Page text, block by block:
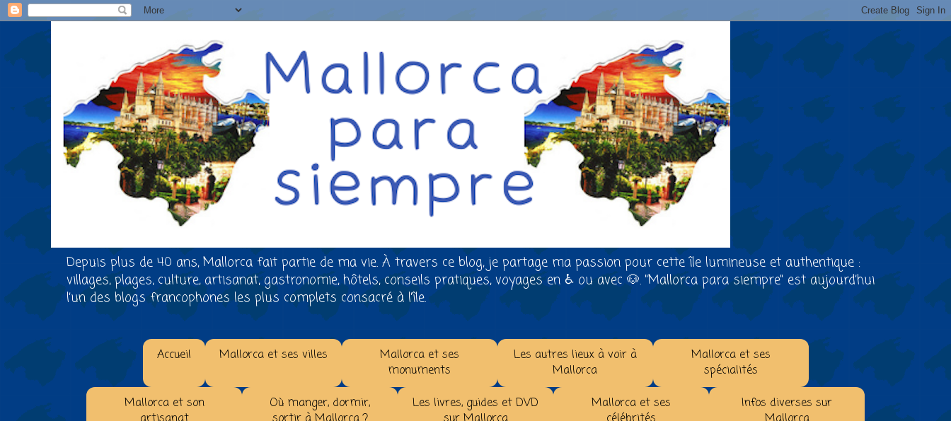
Depuis plus de 40 ans, Mallorca fait partie de ma vie. À travers ce blog, je partage ma passion pour cette île lumineuse et authentique :
villages, plages, culture, artisanat, gastronomie, hôtels, conseils pratiques, voyages en ♿ ou avec 🐶. "Mallorca para siempre" est aujourd’hui
l’un des blogs francophones les plus complets consacré à l’île.
Accueil Mallorca et ses villes
Mallorca et ses
monuments
Les autres lieux à voir à
Mallorca
Mallorca et ses
spécialités
Mallorca et son
Où manger, dormir,
Les livres, guides et DVD
Mallorca et ses
Infos diverses sur